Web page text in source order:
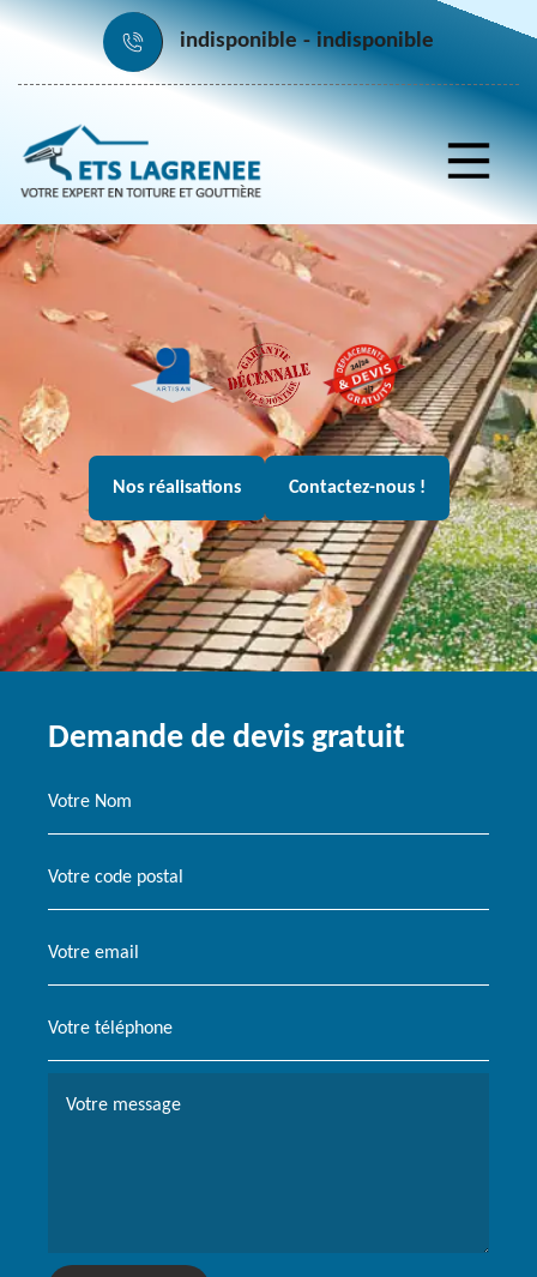
indisponible indisponible
Nos réalisations Contactez-nous !
Demande de devis gratuit